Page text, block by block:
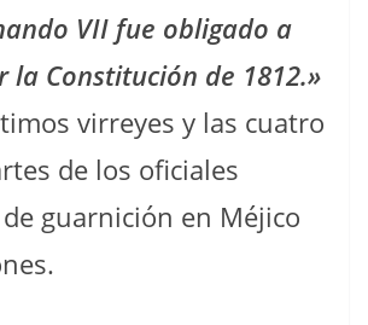
VII fue obligado a
la Constitución de 1812.»
virreyes y las cuatro
de los oficiales
guarnición en Méjico